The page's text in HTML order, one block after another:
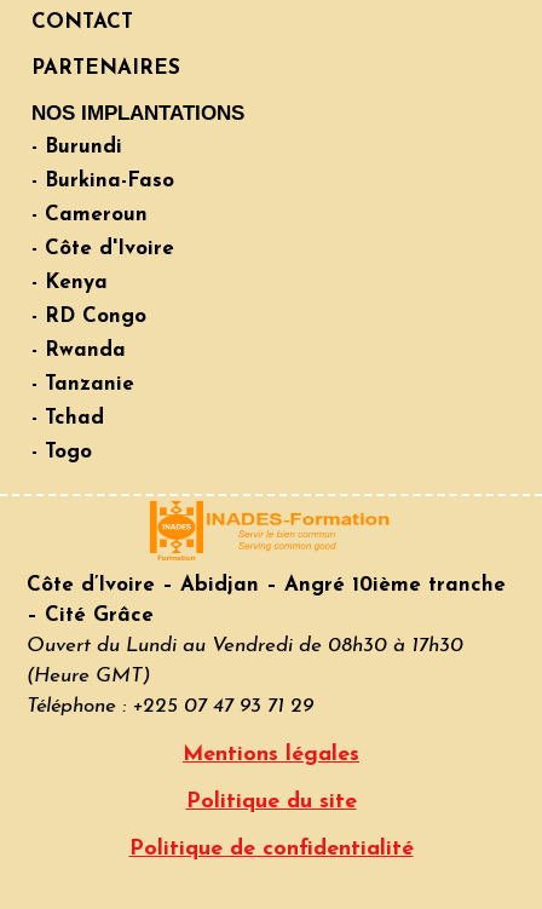
CONTACT
PARTENAIRES
NOS IMPLANTATIONS
- Burundi
- Burkina-Faso
- Cameroun
- Côte d'Ivoire
- Kenya
- RD Congo
- Rwanda
- Tanzanie
- Tchad
- Togo
Côte d’Ivoire – Abidjan – Angré 10ième tranche
– Cité Grâce
Ouvert du Lundi au Vendredi de 08h30 à 17h30
(Heure GMT)
Téléphone : +225 07 47 93 71 29
Mentions légales
Politique du site
Politique de confidentialité